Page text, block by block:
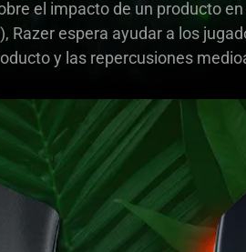
el impacto de un producto
Razer espera ayudar a los
y las repercusiones